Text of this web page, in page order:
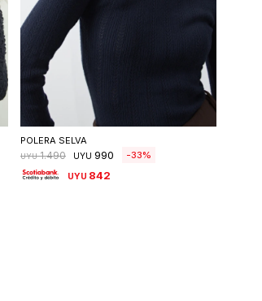
Seleccionar talle
POLERA SELVA
UYU 1.490 UYU 990 33
UYU 842